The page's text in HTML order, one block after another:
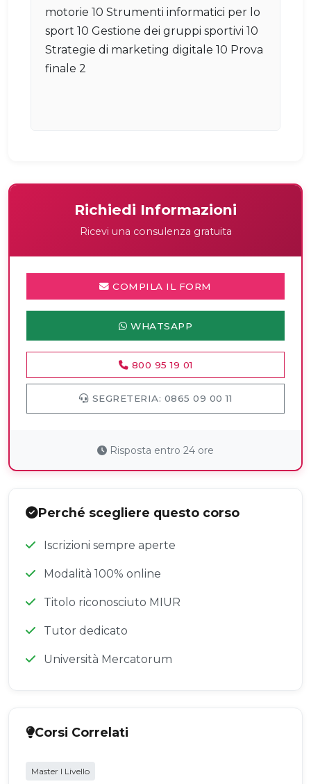
motorie 10 Strumenti informatici per lo
sport 10 Gestione dei gruppi sportivi 10
Strategie di marketing digitale 10 Prova
finale 2
Richiedi Informazioni
Ricevi una consulenza gratuita
COMPILA IL FORM
WHATSAPP
800 95 19 01
SEGRETERIA: 0865 09 00 11
Risposta entro 24 ore
Perché scegliere questo corso
Iscrizioni sempre aperte
Modalità 100% online
Titolo riconosciuto MIUR
Tutor dedicato
Università Mercatorum
Corsi Correlati
Master I Livello